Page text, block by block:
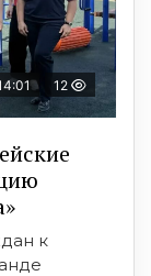
12
к